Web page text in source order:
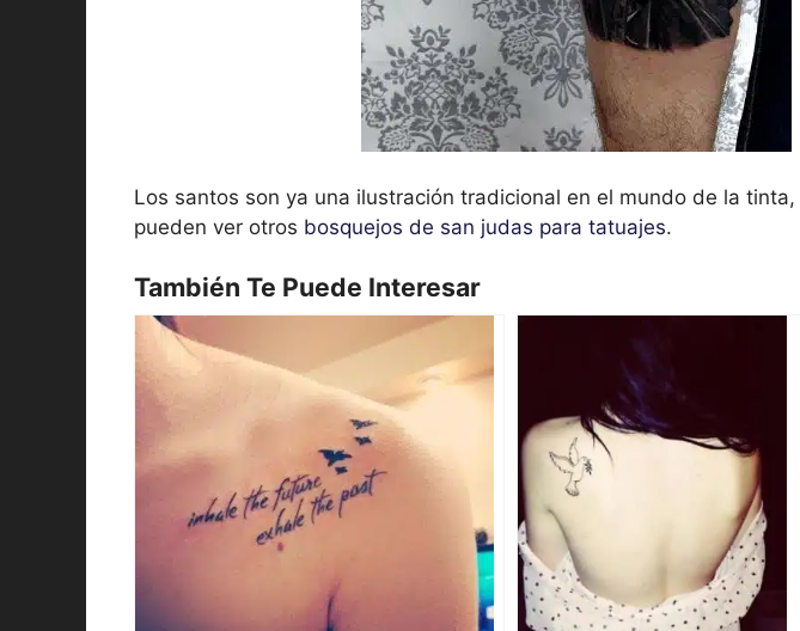
Los santos son ya una ilustración tradicional en el mundo de la
pueden ver otros bosquejos de san judas para tatuajes.
También Te Puede Interesar